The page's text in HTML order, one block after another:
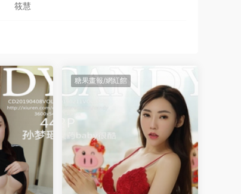
筱慧
糖果畫報/網紅館